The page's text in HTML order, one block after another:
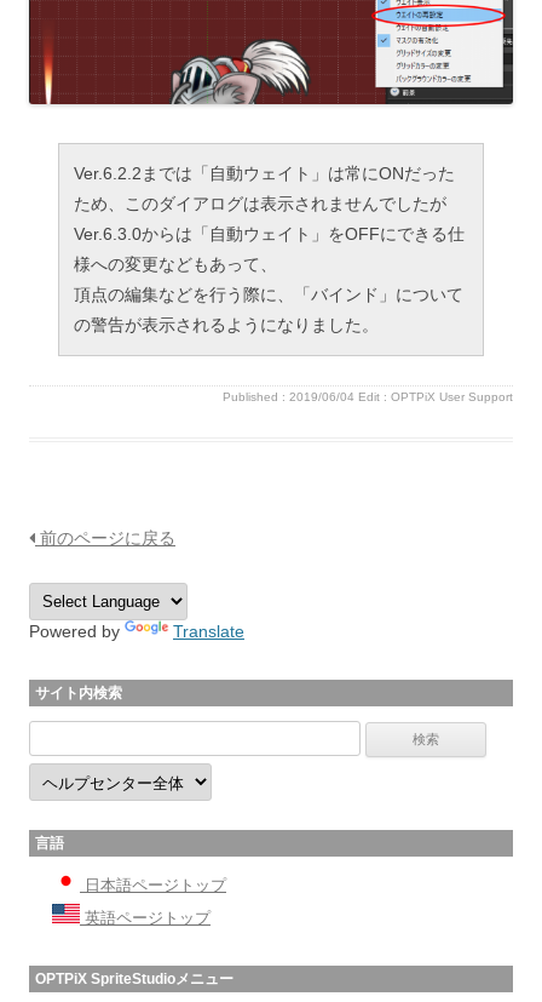
Ver.6.2.2までは「自動ウェイト」は常にONだった
ため、このダイアログは表示されませんでしたが
Ver.6.3.0からは「自動ウェイト」をOFFにできる仕
様への変更などもあって、
頂点の編集などを行う際に、「バインド」について
の警告が表示されるようになりました。
Published : 2019/06/04 Edit : OPTPiX User Support
前のページに戻る
Powered by Translate
サイト内検索
言語
日本語ページトップ
英語ページトップ
OPTPiX SpriteStudioメニュー